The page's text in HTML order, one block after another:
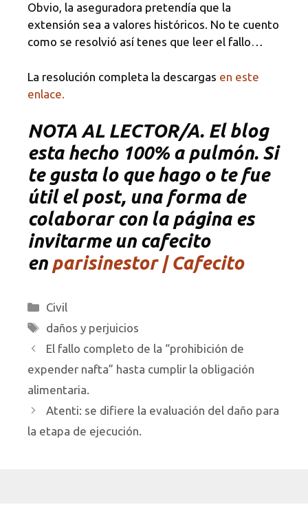
Obvio, la aseguradora pretendía que la
extensión sea a valores históricos. No te cuento
como se resolvió así tenes que leer el fallo…
La resolución completa la descargas en este
enlace.
NOTA AL LECTOR/A. El blog
esta hecho 100% a pulmón. Si
te gusta lo que hago o te fue
útil el post, una forma de
colaborar con la página es
invitarme un cafecito
en parisinestor | Cafecito
Categorías
Civil
Etiquetas
daños y perjuicios
El fallo completo de la “prohibición de
expender nafta” hasta cumplir la obligación
alimentaria.
Atenti: se difiere la evaluación del daño para
la etapa de ejecución.